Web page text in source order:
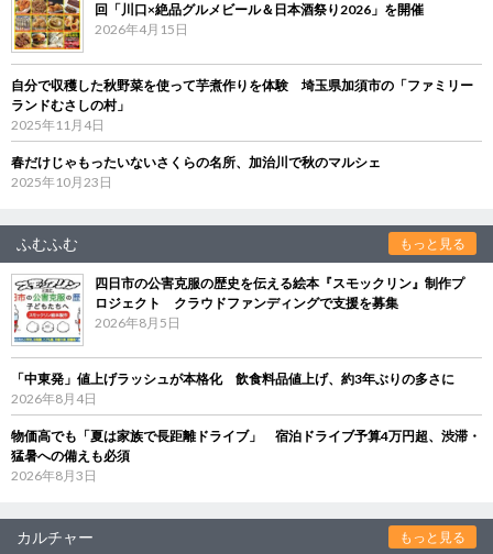
回「川口×絶品グルメビール＆日本酒祭り2026」を開催
2026年4月15日
自分で収穫した秋野菜を使って芋煮作りを体験 埼玉県加須市の「ファミリー
ランドむさしの村」
2025年11月4日
春だけじゃもったいないさくらの名所、加治川で秋のマルシェ
2025年10月23日
ふむふむ もっと見る
四日市の公害克服の歴史を伝える絵本『スモックリン』制作プ
ロジェクト クラウドファンディングで支援を募集
2026年8月5日
「中東発」値上げラッシュが本格化 飲食料品値上げ、約3年ぶりの多さに
2026年8月4日
物価高でも「夏は家族で長距離ドライブ」 宿泊ドライブ予算4万円超、渋滞・
猛暑への備えも必須
2026年8月3日
カルチャー もっと見る